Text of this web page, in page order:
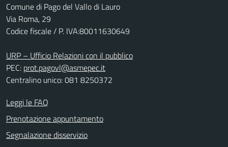
Comune di Pago del Vallo di Lauro
Via Roma, 29
Codice fiscale / P. IVA:80011630649
URP – Ufficio Relazioni con il pubblico
PEC: prot.pagovl@asmepec.it
Centralino unico: 081 8250372
Leggi le FAQ
Prenotazione appuntamento
Segnalazione disservizio